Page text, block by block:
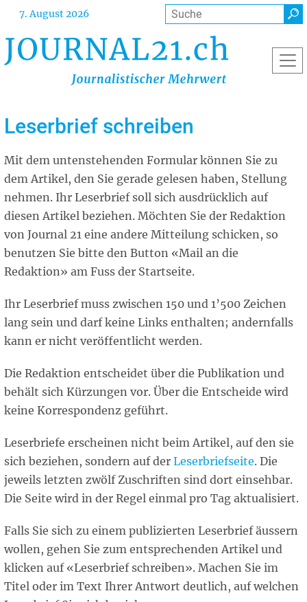
Direkt
Inhalt
7. August 2026 Suche
Leserbrief schreiben
Mit dem untenstehenden Formular können Sie zu
dem Artikel, den Sie gerade gelesen haben, Stellung
nehmen. Ihr Leserbrief soll sich ausdrücklich auf
diesen Artikel beziehen. Möchten Sie der Redaktion
von Journal 21 eine andere Mitteilung schicken, so
benutzen Sie bitte den Button «Mail an die
Redaktion» am Fuss der Startseite.
Ihr Leserbrief muss zwischen 150 und 1’500 Zeichen
lang sein und darf keine Links enthalten; andernfalls
kann er nicht veröffentlicht werden.
Die Redaktion entscheidet über die Publikation und
behält sich Kürzungen vor. Über die Entscheide wird
keine Korrespondenz geführt.
Leserbriefe erscheinen nicht beim Artikel, auf den sie
sich beziehen, sondern auf der Leserbriefseite. Die
jeweils letzten zwölf Zuschriften sind dort einsehbar.
Die Seite wird in der Regel einmal pro Tag aktualisiert.
Falls Sie sich zu einem publizierten Leserbrief äussern
wollen, gehen Sie zum entsprechenden Artikel und
klicken auf «Leserbrief schreiben». Machen Sie im
Titel oder im Text Ihrer Antwort deutlich, auf welchen